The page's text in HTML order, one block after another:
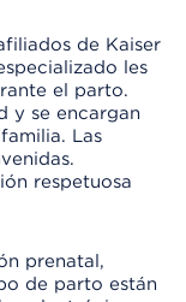
de Kaiser
les
el parto.
y se encargan
Las
respetuosa
prenatal,
de parto están